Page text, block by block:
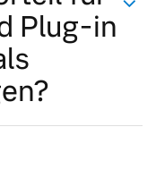
Plug-in